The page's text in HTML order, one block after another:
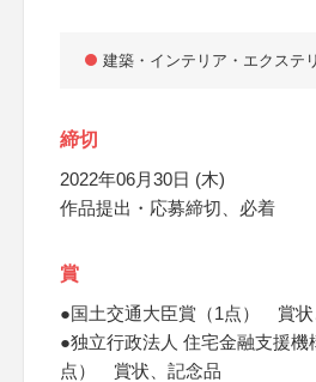
建築・インテリア・エクステ
締切
2022年06月30日 (木)
作品提出・応募締切、必着
賞
●国土交通大臣賞（1点） 賞状
●独立行政法人 住宅金融支援機
点） 賞状、記念品